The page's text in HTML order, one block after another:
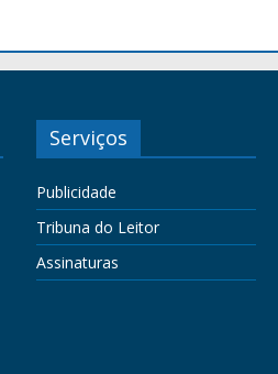
Serviços
Publicidade
Tribuna do Leitor
Assinaturas